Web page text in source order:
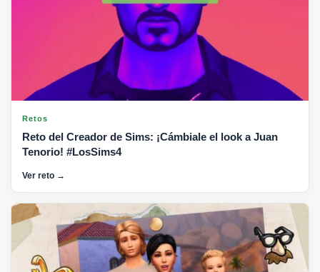
Retos
Reto del Creador de Sims: ¡Cámbiale el look a Juan
Tenorio! #LosSims4
Ver reto →